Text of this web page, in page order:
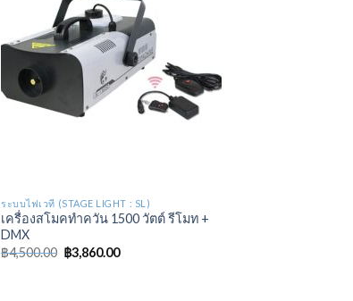
ระบบไฟเวที (STAGE LIGHT : SL)
เครื่องสโมคทำควัน 1500 วัตต์ รีโมท +
DMX
฿4,500.00 ฿3,860.00